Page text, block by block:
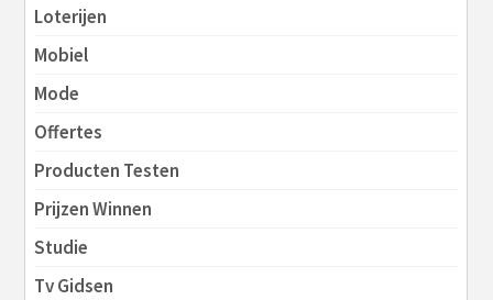
Loterijen
Mobiel
Mode
Offertes
Producten Testen
Prijzen Winnen
Studie
Tv Gidsen